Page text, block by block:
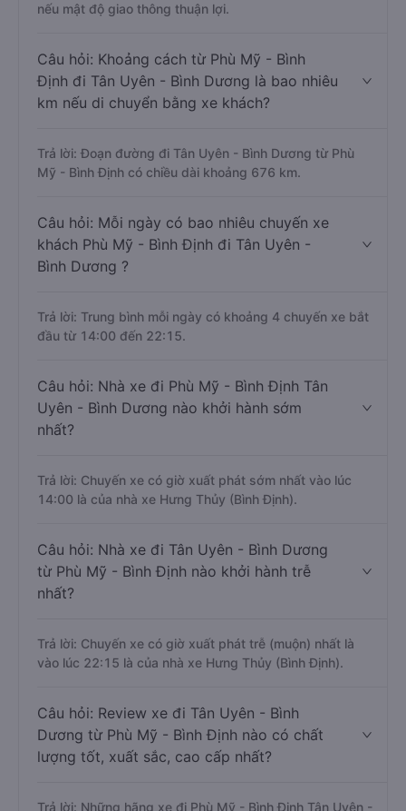
nếu mật độ giao thông thuận lợi.
Câu hỏi: Khoảng cách từ Phù Mỹ - Bình
Định đi Tân Uyên - Bình Dương là bao nhiêu
km nếu di chuyển bằng xe khách?
Trả lời: Đoạn đường đi Tân Uyên - Bình Dương từ Phù
Mỹ - Bình Định có chiều dài khoảng 676 km.
Câu hỏi: Mỗi ngày có bao nhiêu chuyến xe
khách Phù Mỹ - Bình Định đi Tân Uyên -
Bình Dương ?
Trả lời: Trung bình mỗi ngày có khoảng 4 chuyến xe bắt
đầu từ 14:00 đến 22:15.
Câu hỏi: Nhà xe đi Phù Mỹ - Bình Định Tân
Uyên - Bình Dương nào khởi hành sớm
nhất?
Trả lời: Chuyến xe có giờ xuất phát sớm nhất vào lúc
14:00 là của nhà xe Hưng Thủy (Bình Định).
Câu hỏi: Nhà xe đi Tân Uyên - Bình Dương
từ Phù Mỹ - Bình Định nào khởi hành trễ
nhất?
Trả lời: Chuyến xe có giờ xuất phát trễ (muộn) nhất là
vào lúc 22:15 là của nhà xe Hưng Thủy (Bình Định).
Câu hỏi: Review xe đi Tân Uyên - Bình
Dương từ Phù Mỹ - Bình Định nào có chất
lượng tốt, xuất sắc, cao cấp nhất?
Trả lời: Những hãng xe đi Phù Mỹ - Bình Định Tân Uyên -